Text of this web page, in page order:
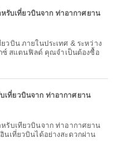
รับเที่ยวบินจาก ท่าอากาศยาน
ซ์ สแตนฟิลด์ คุณจำเป็นต้องซื้อ
เที่ยวบินจาก ท่าอากาศยาน
เที่ยวบินได้อย่างสะดวกผ่าน